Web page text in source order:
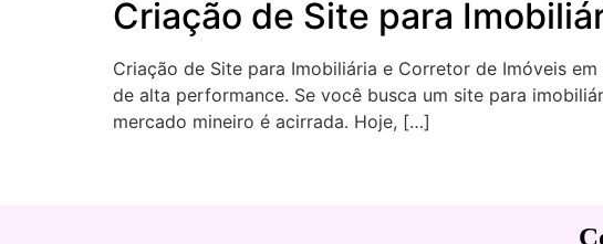
Criação de Site para
Criação de Site para Imobiliária e Corretor de Imóveis
de alta performance. Se você busca um site para
mercado mineiro é acirrada. Hoje, […]